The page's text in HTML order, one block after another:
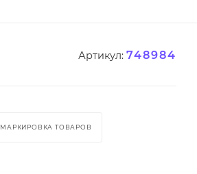
Артикул: 748984
МАРКИРОВКА ТОВАРОВ